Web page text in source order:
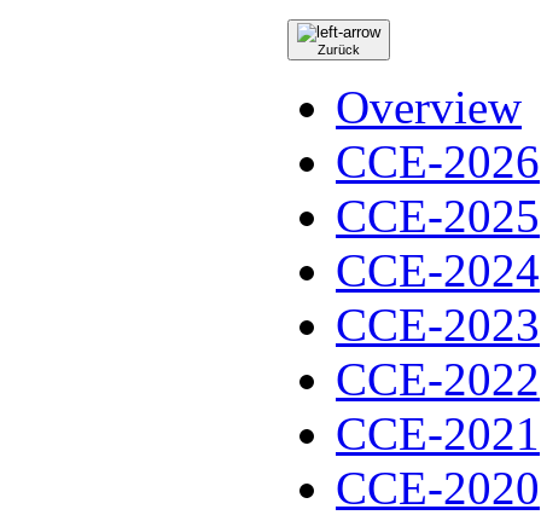
Zurück
Overview
CCE-2026
CCE-2025
CCE-2024
CCE-2023
CCE-2022
CCE-2021
CCE-2020